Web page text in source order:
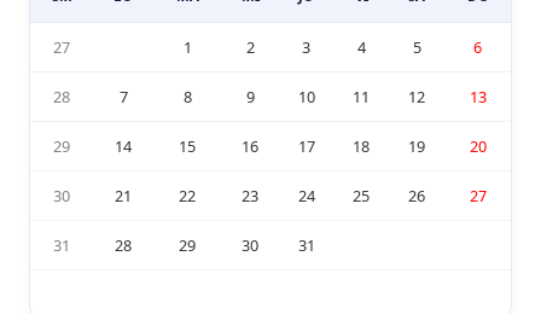
27 1 2 3 4 5 6
28 7 8 9 10 11 12 13
29 14 15 16 17 18 19 20
30 21 22 23 24 25 26 27
31 28 29 30 31